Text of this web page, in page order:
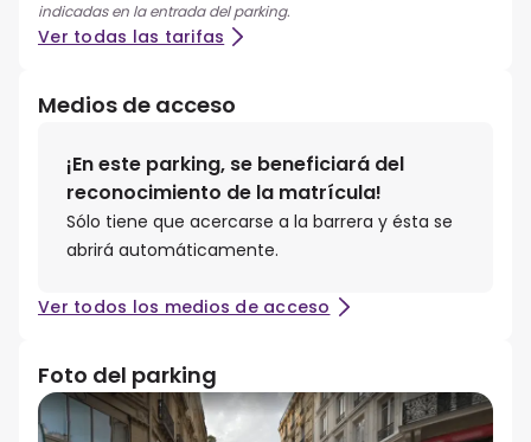
indicadas en la entrada del parking.
Ver todas las tarifas
Medios de acceso
¡En este parking, se beneficiará del
reconocimiento de la matrícula!
Sólo tiene que acercarse a la barrera y ésta se
abrirá automáticamente.
Ver todos los medios de acceso
Foto del parking